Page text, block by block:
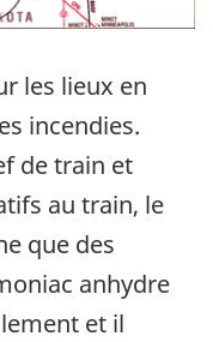
les lieux en
incendies.
de train et
au train, le
que des
anhydre
et il